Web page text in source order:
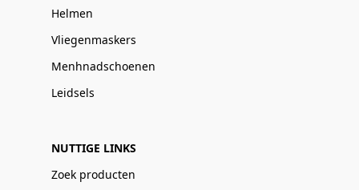
Helmen
Vliegenmaskers
Menhnadschoenen
Leidsels
NUTTIGE LINKS
Zoek producten